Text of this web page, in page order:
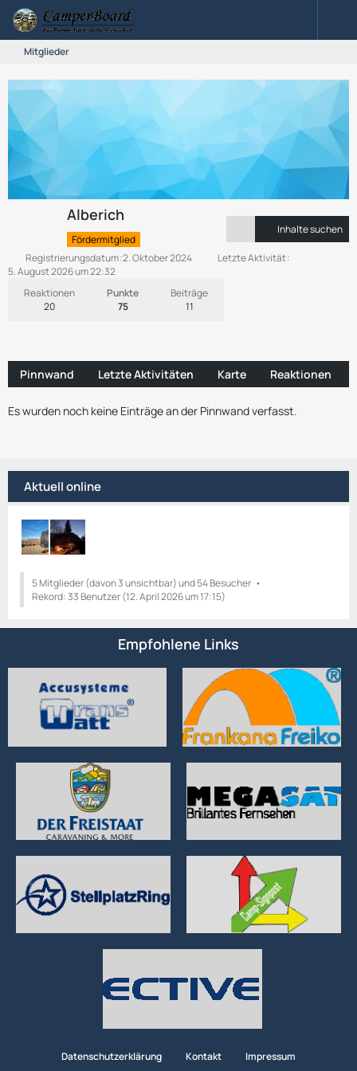
Mitglieder
Alberich
Fördermitglied
Reaktionen
20
Punkte
75
Beiträge
11
Inhalte suchen
Registrierungsdatum 2. Oktober 2024
Letzte Aktivität
5. August 2026 um 22:32
Pinnwand Letzte Aktivitäten Karte Reaktionen
Es wurden noch keine Einträge an der Pinnwand verfasst.
Aktuell online
5 Mitglieder (davon 3 unsichtbar) und 54 Besucher
Rekord: 33 Benutzer (12. April 2026 um 17:15)
Empfohlene Links
Datenschutzerklärung Kontakt Impressum